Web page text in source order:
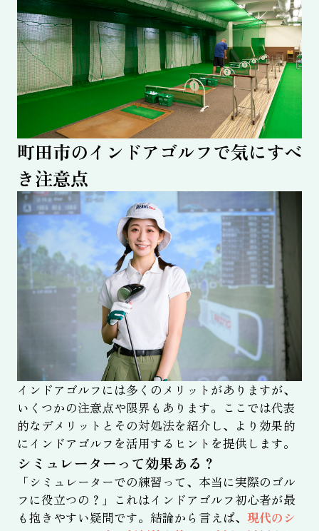
町田市のインドアゴルフで気にすべ
き注意点
インドアゴルフには多くのメリットがありますが、
いくつかの注意点や限界もあります。ここでは代表
的なデメリットとその対処法を紹介し、より効果的
にインドアゴルフを活用するヒントを提供します。
シミュレーターって効果ある？
「シミュレーターでの練習って、本当に実際のゴル
フに役立つの？」これはインドアゴルフ初心者が最
も抱きやすい疑問です。結論から言えば、 現代のシ